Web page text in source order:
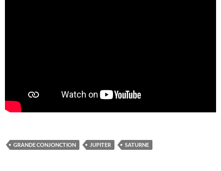
GRANDE CONJONCTION JUPITER SATURNE